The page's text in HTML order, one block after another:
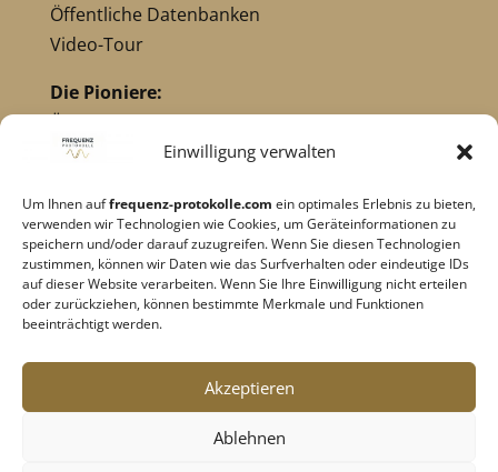
Einwilligung verwalten
Um Ihnen auffrequenz-protokolle.com ein optimales Erlebnis zu bieten,
verwenden wir Technologien wie Cookies, um Geräteinformationen zu
speichern und/oder darauf zuzugreifen. Wenn Sie diesen Technologien
zustimmen, können wir Daten wie das Surfverhalten oder eindeutige IDs
auf dieser Website verarbeiten. Wenn Sie Ihre Einwilligung nicht erteilen
oder zurückziehen, können bestimmte Merkmale und Funktionen
beeinträchtigt werden.
Akzeptieren
Ablehnen
Öffentliche Datenbanken
Video-Tour
Die Pioniere:
Übersicht Pioniere
Nikola Tesla
Dr. Hulda Clark
Robert C. Beck
Georges Lakhovsky
verwandte Pioniere
Datenschutz
Cookie-Richtlinie|AGB's